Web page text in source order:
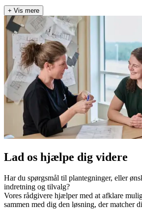
+ Vis mere
Lad os hjælpe dig videre
Har du spørgsmål til plantegninger, eller
indretning og tilvalg?
Vores rådgivere hjælper med at afklare
sammen med dig den løsning, der matcher